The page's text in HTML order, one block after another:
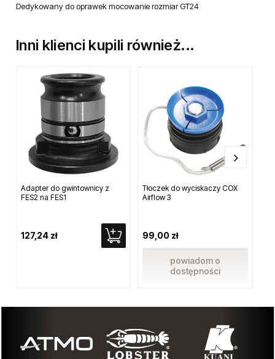
Dedykowany do oprawek mocowanie rozmiar GT24
Inni klienci kupili również...
Adapter do gwintownicy z
FES2 na FES1
127,24 zł
Tłoczek do wyciskaczy COX
Airflow 3
99,00 zł
powiadom o
dostępności